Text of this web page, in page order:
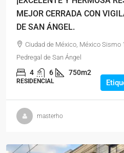
MEJOR CERRADA CON
DE SAN ÁNGEL.
Ciudad de México, México Sismo
Pedregal de San Ángel
4 6 750m2
RESIDENCIAL
masterho